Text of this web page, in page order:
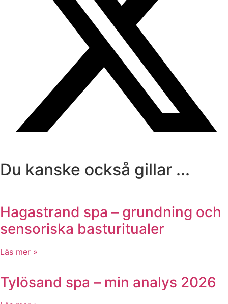
Du kanske också gillar ...
Hagastrand spa – grundning och
sensoriska basturitualer
Läs mer »
Tylösand spa – min analys 2026